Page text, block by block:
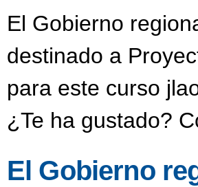
El Gobierno
destinado a
para este curso
¿Te ha gustado?
El Gobierno